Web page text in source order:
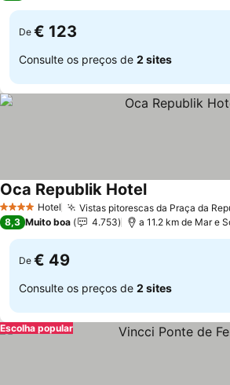
De € 123
Consulte os preços de 2 sites
4 EstrelasHotel Vistas pitorescas da Praça da
Oca Republik HotelVer preços
8,3 Muito boa 4.753 a 11.2 km de Mar e
De € 49
Consulte os preços de 2 sites
Escolha popular